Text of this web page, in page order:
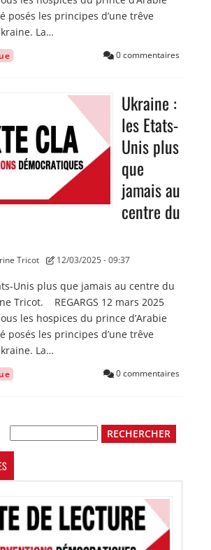
posés les principes d’une trêve
La…
0 commentaires
Ukraine :
les Etats-
Unis plus
que
jamais au
centre du
Tricot 12/03/2025 - 09:37
Unis plus que jamais au centre du
Tricot. REGARGS 12 mars 2025
les hospices du prince d’Arabie
posés les principes d’une trêve
La…
0 commentaires